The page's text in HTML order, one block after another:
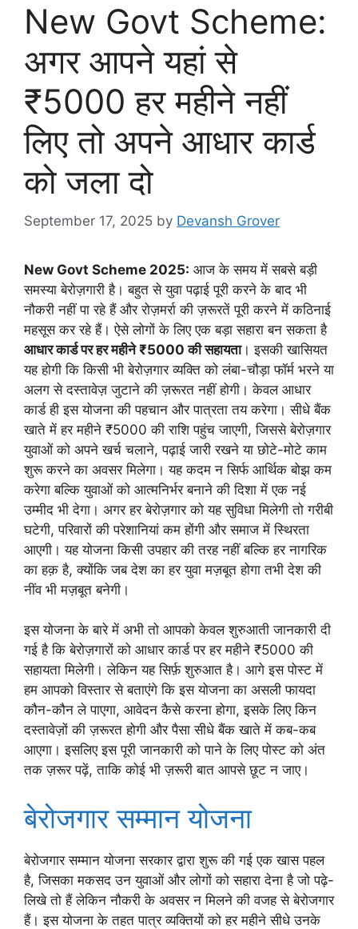
New Govt Scheme:
अगर आपने यहां से
₹5000 हर महीने नहीं
लिए तो अपने आधार कार्ड
को जला दो
September 17, 2025 by Devansh Grover
New Govt Scheme 2025: आज के समय में सबसे बड़ी
समस्या बेरोज़गारी है। बहुत से युवा पढ़ाई पूरी करने के बाद भी
नौकरी नहीं पा रहे हैं और रोज़मर्रा की ज़रूरतें पूरी करने में कठिनाई
महसूस कर रहे हैं। ऐसे लोगों के लिए एक बड़ा सहारा बन सकता है
आधार कार्ड पर हर महीने ₹5000 की सहायता। इसकी खासियत
यह होगी कि किसी भी बेरोज़गार व्यक्ति को लंबा-चौड़ा फॉर्म भरने या
अलग से दस्तावेज़ जुटाने की ज़रूरत नहीं होगी। केवल आधार
कार्ड ही इस योजना की पहचान और पात्रता तय करेगा। सीधे बैंक
खाते में हर महीने ₹5000 की राशि पहुंच जाएगी, जिससे बेरोज़गार
युवाओं को अपने खर्च चलाने, पढ़ाई जारी रखने या छोटे-मोटे काम
शुरू करने का अवसर मिलेगा। यह कदम न सिर्फ आर्थिक बोझ कम
करेगा बल्कि युवाओं को आत्मनिर्भर बनाने की दिशा में एक नई
उम्मीद भी देगा। अगर हर बेरोज़गार को यह सुविधा मिलेगी तो गरीबी
घटेगी, परिवारों की परेशानियां कम होंगी और समाज में स्थिरता
आएगी। यह योजना किसी उपहार की तरह नहीं बल्कि हर नागरिक
का हक़ है, क्योंकि जब देश का हर युवा मज़बूत होगा तभी देश की
नींव भी मज़बूत बनेगी।
इस योजना के बारे में अभी तो आपको केवल शुरुआती जानकारी दी
गई है कि बेरोज़गारों को आधार कार्ड पर हर महीने ₹5000 की
सहायता मिलेगी। लेकिन यह सिर्फ़ शुरुआत है। आगे इस पोस्ट में
हम आपको विस्तार से बताएंगे कि इस योजना का असली फायदा
कौन-कौन ले पाएगा, आवेदन कैसे करना होगा, इसके लिए किन
दस्तावेज़ों की ज़रूरत होगी और पैसा सीधे बैंक खाते में कब-कब
आएगा। इसलिए इस पूरी जानकारी को पाने के लिए पोस्ट को अंत
तक ज़रूर पढ़ें, ताकि कोई भी ज़रूरी बात आपसे छूट न जाए।
बेरोजगार सम्मान योजना
बेरोजगार सम्मान योजना सरकार द्वारा शुरू की गई एक खास पहल
है, जिसका मकसद उन युवाओं और लोगों को सहारा देना है जो पढ़े-
लिखे तो हैं लेकिन नौकरी के अवसर न मिलने की वजह से बेरोजगार
हैं। इस योजना के तहत पात्र व्यक्तियों को हर महीने सीधे उनके